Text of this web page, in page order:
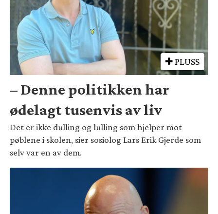
PLUSS
– Denne politikken har
ødelagt tusenvis av liv
Det er ikke dulling og lulling som hjelper mot
pøblene i skolen, sier sosiolog Lars Erik Gjerde som
selv var en av dem.